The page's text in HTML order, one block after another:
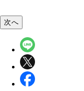
次へ